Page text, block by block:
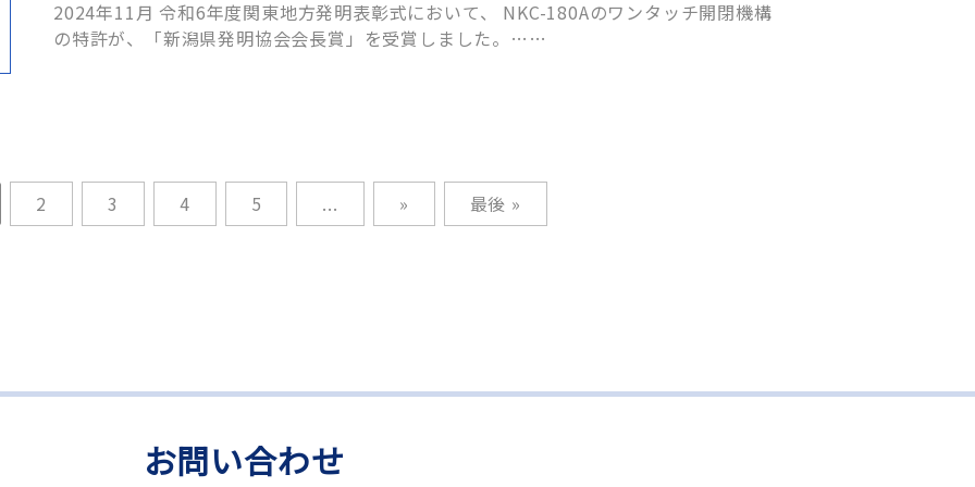
2024年11月 令和6年度関東地方発明表彰式において、 NKC-180Aのワンタッチ開閉機構
の特許が、「新潟県発明協会会長賞」を受賞しました。……
2 3 4 5 ... » 最後 »
お問い合わせ